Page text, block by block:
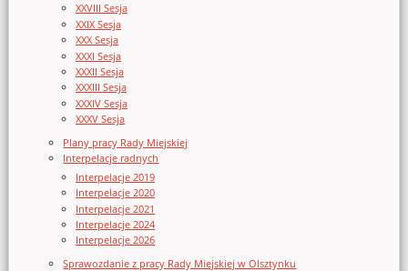
XXVIII Sesja
XXIX Sesja
XXX Sesja
XXXI Sesja
XXXII Sesja
XXXIII Sesja
XXXIV Sesja
XXXV Sesja
Plany pracy Rady Miejskiej
Interpelacje radnych
Interpelacje 2019
Interpelacje 2020
Interpelacje 2021
Interpelacje 2024
Interpelacje 2026
Sprawozdanie z pracy Rady Miejskiej w Olsztynku